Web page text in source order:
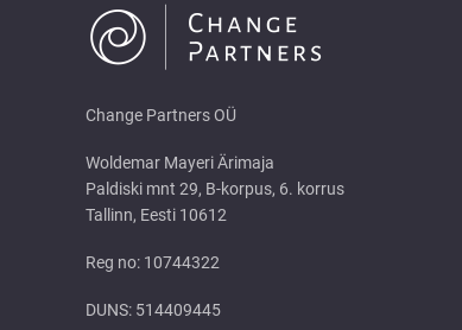
Change Partners OÜ
Woldemar Mayeri Ärimaja
Paldiski mnt 29, B-korpus, 6. korrus
Tallinn, Eesti 10612
Reg no: 10744322
DUNS: 514409445